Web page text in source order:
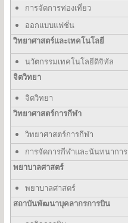
การจัดการท่องเที่ยว
ออกแบบแฟชั่น
วิทยาศาสตร์และเทคโนโลยี
นวัตกรรมเทคโนโลยีดิจิทัล
จิตวิทยา
จิตวิทยา
วิทยาศาสตร์การกีฬา
วิทยาศาสตร์การกีฬา
การจัดการกีฬาและนันทนาการ
พยาบาลศาสตร์
พยาบาลศาสตร์
สถาบันพัฒนาบุคลากรการบิน